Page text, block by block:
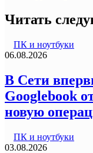
Читать
ПК и ноутбуки
06.08.2026
В Сети
Googlebook
новую
ПК и ноутбуки
03.08.2026